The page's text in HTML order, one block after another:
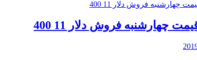
چهارشنبه فروش دلار 11 400